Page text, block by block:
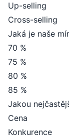
Up-selling
Cross-selling
Jaká je naše
70 %
75 %
80 %
85 %
Jakou
Cena
Konkurence